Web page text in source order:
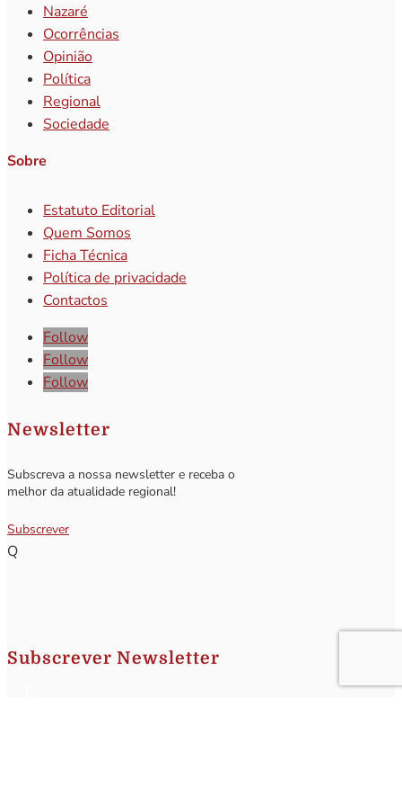
Nazaré
Ocorrências
Opinião
Política
Regional
Sociedade
Sobre
Estatuto Editorial
Quem Somos
Ficha Técnica
Política de privacidade
Contactos
Follow
Follow
Follow
Newsletter
Subscreva a nossa newsletter e receba o
melhor da atualidade regional!
Subscrever
Q
Subscrever Newsletter